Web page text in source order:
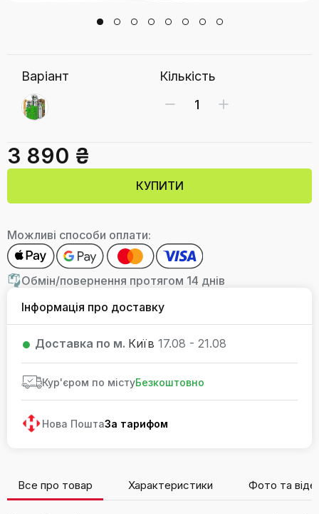
Варіант Кількість
3 890 ₴
КУПИТИ
Можливі способи оплати:
Обмін/повернення протягом 14 днів
Інформація про доставку
Доставка по м. Київ 17.08 - 21.08
Кур'єром по містуБезкоштовно
Нова ПоштаЗа тарифом
Все про товар Характеристики Фото та